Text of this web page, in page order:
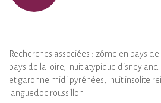
Recherches associées : zôme en pays de
pays de la loire
nuit atypique disneyland
et garonne midi pyrénées
nuit insolite
languedoc roussillon